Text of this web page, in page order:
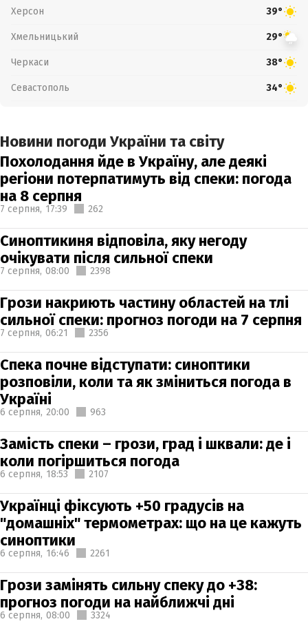
Херсон 39°
Хмельницький 29°
Черкаси 38°
Севастополь 34°
Новини погоди України та світу
Похолодання йде в Україну, але деякі
регіони потерпатимуть від спеки: погода
на 8 серпня
7 серпня, 17:39 262
Синоптикиня відповіла, яку негоду
очікувати після сильної спеки
7 серпня, 08:00 2398
Грози накриють частину областей на тлі
сильної спеки: прогноз погоди на 7 серпня
7 серпня, 06:21 2356
Спека почне відступати: синоптики
розповіли, коли та як зміниться погода в
Україні
6 серпня, 20:00 963
Замість спеки – грози, град і шквали: де і
коли погіршиться погода
6 серпня, 18:53 2107
Українці фіксують +50 градусів на
"домашніх" термометрах: що на це кажуть
синоптики
6 серпня, 16:46 2261
Грози замінять сильну спеку до +38:
прогноз погоди на найближчі дні
6 серпня, 08:00 3324